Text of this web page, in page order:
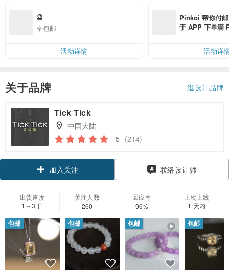
🔮
享包邮
活动详情
Pinkoi 帮你付
于 APP 下单满
活动详
关于品牌 逛设计品牌
Tick Tick
中国大陆
5 (214)
加入关注 联络设计师
出货速度
1～3 日
关注人数
260
回应率
96%
上次上线
1 天内
包邮 包邮 包邮 包邮